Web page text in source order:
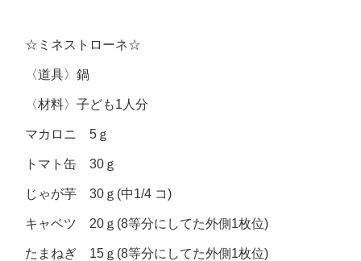
☆ミネストローネ☆
〈道具〉鍋
〈材料〉子ども1人分
マカロニ 5ｇ
トマト缶 30ｇ
じゃが芋 30ｇ(中1/4 コ)
キャベツ 20ｇ(8等分にしてた外側1枚位)
たまねぎ 15ｇ(8等分にしてた外側1枚位)